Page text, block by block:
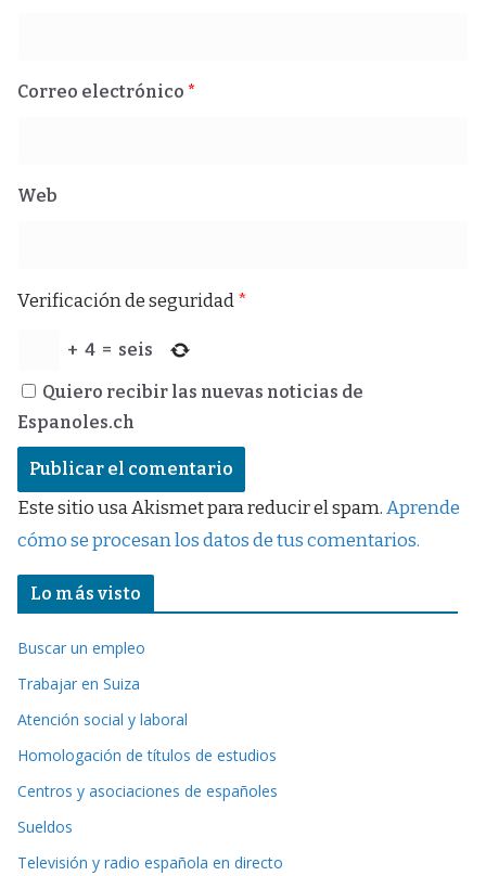
Correo electrónico *
Web
Verificación de seguridad*
+ 4 = seis
Quiero recibir las nuevas noticias de
Espanoles.ch
Este sitio usa Akismet para reducir el spam.Aprende
cómo se procesan los datos de tus comentarios.
Lo más visto
Buscar un empleo
Trabajar en Suiza
Atención social y laboral
Homologación de títulos de estudios
Centros y asociaciones de españoles
Sueldos
Televisión y radio española en directo